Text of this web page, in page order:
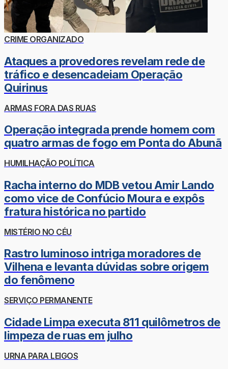
CRIME ORGANIZADO
Ataques a provedores revelam rede de
tráfico e desencadeiam Operação
Quirinus
ARMAS FORA DAS RUAS
Operação integrada prende homem com
quatro armas de fogo em Ponta do Abunã
HUMILHAÇÃO POLÍTICA
Racha interno do MDB vetou Amir Lando
como vice de Confúcio Moura e expôs
fratura histórica no partido
MISTÉRIO NO CÉU
Rastro luminoso intriga moradores de
Vilhena e levanta dúvidas sobre origem
do fenômeno
SERVIÇO PERMANENTE
Cidade Limpa executa 811 quilômetros de
limpeza de ruas em julho
URNA PARA LEIGOS